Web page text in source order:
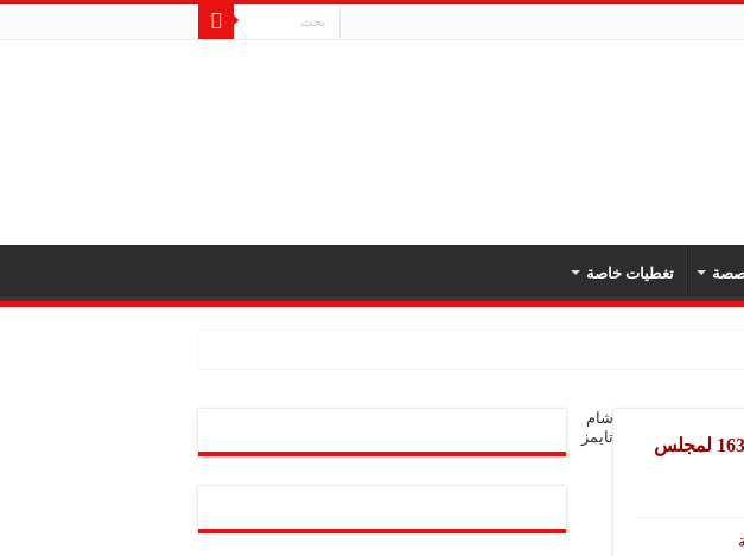
تغطيات خاصة
سفيرة مملكة البحرين لدى جمهورية مصر العربية تشارك في اجتماع الدورة العادية 163 لمجلس
شام
تايمز